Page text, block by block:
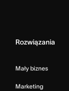
Rozwiązania
Mały biznes
Marketing